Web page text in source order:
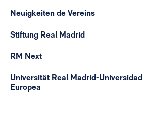
Neuigkeiten de Vereins
Stiftung Real Madrid
RM Next
Universität Real Madrid-Universidad
Europea